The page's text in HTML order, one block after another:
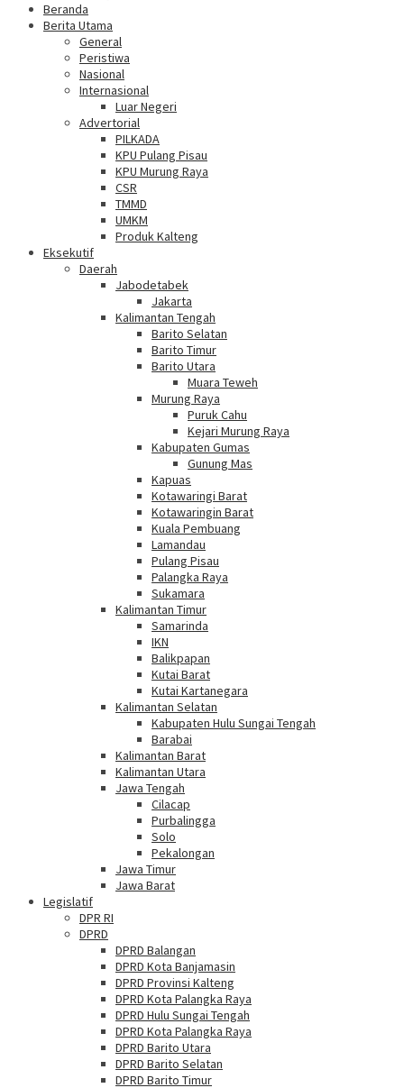
Beranda
Berita Utama
General
Peristiwa
Nasional
Internasional
Luar Negeri
Advertorial
PILKADA
KPU Pulang Pisau
KPU Murung Raya
CSR
TMMD
UMKM
Produk Kalteng
Eksekutif
Daerah
Jabodetabek
Jakarta
Kalimantan Tengah
Barito Selatan
Barito Timur
Barito Utara
Muara Teweh
Murung Raya
Puruk Cahu
Kejari Murung Raya
Kabupaten Gumas
Gunung Mas
Kapuas
Kotawaringi Barat
Kotawaringin Barat
Kuala Pembuang
Lamandau
Pulang Pisau
Palangka Raya
Sukamara
Kalimantan Timur
Samarinda
IKN
Balikpapan
Kutai Barat
Kutai Kartanegara
Kalimantan Selatan
Kabupaten Hulu Sungai Tengah
Barabai
Kalimantan Barat
Kalimantan Utara
Jawa Tengah
Cilacap
Purbalingga
Solo
Pekalongan
Jawa Timur
Jawa Barat
Legislatif
DPR RI
DPRD
DPRD Balangan
DPRD Kota Banjamasin
DPRD Provinsi Kalteng
DPRD Kota Palangka Raya
DPRD Hulu Sungai Tengah
DPRD Kota Palangka Raya
DPRD Barito Utara
DPRD Barito Selatan
DPRD Barito Timur